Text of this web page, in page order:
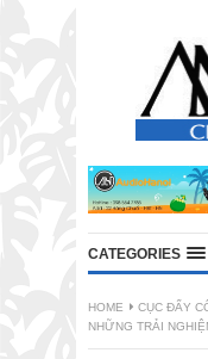
CATEGORIES
HOME
CỤC ĐẨY
NHỮNG TRẢI